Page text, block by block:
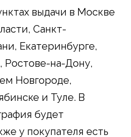
выдачи в Москве
Санкт-
Екатеринбурге,
Ростове-на-Дону,
Новгороде,
и Туле. В
будет
у покупателя есть